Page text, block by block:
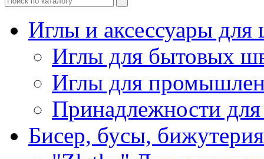
Иглы и аксессуары
Иглы для бытовых
Иглы для
Принадлежности
Бисер, бусы, бижутерия